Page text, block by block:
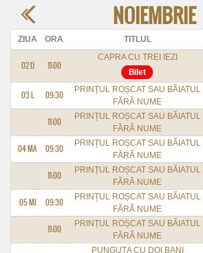
NOIEMBRIE
ZIUA ORA TITLUL
02 D 11:00
CAPRA CU TREI IEZI
03 L 09:30
PRINȚUL ROȘCAT SAU BĂIATUL
FĂRĂ NUME
11:00
PRINȚUL ROȘCAT SAU BĂIATUL
FĂRĂ NUME
04 MA 09:30
PRINȚUL ROȘCAT SAU BĂIATUL
FĂRĂ NUME
11:00
PRINȚUL ROȘCAT SAU BĂIATUL
FĂRĂ NUME
05 MI 09:30
PRINȚUL ROȘCAT SAU BĂIATUL
FĂRĂ NUME
11:00
PRINȚUL ROȘCAT SAU BĂIATUL
FĂRĂ NUME
PUNGUȚA CU DOI BANI